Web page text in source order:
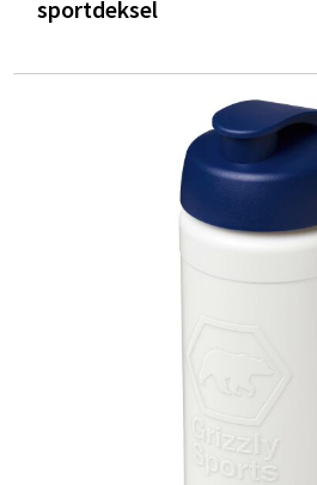
sportdeksel